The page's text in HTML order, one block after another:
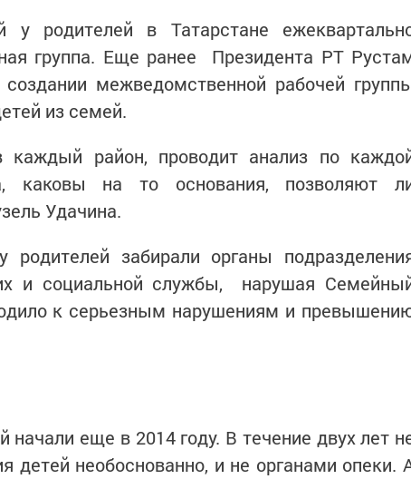
родителей в Татарстане
группа. Еще ранее Президента РТ
межведомственной рабочей
из семей.
каждый район, проводит анализ по
каковы на то основания, позволяют
Удачина.
забирали органы
и социальной службы, нарушая
к серьезным нарушениям и
начали еще в 2014 году. В течение двух лет
детей необоснованно, и не органами опеки.